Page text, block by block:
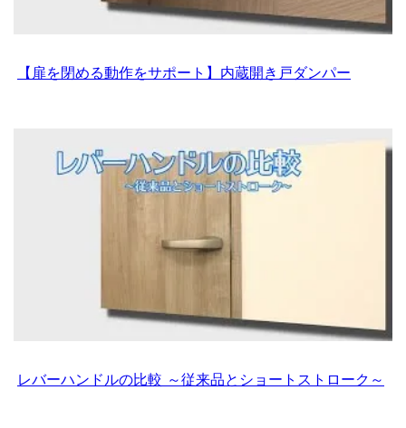
【扉を閉める動作をサポート】内蔵開き戸ダンパー
レバーハンドルの比較 ～従来品とショートストローク～